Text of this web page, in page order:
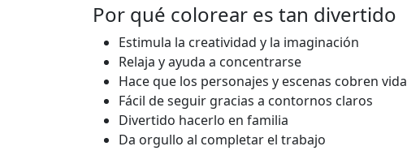
Por qué colorear es tan divertido
Estimula la creatividad y la imaginación
Relaja y ayuda a concentrarse
Hace que los personajes y escenas cobren vida
Fácil de seguir gracias a contornos claros
Divertido hacerlo en familia
Da orgullo al completar el trabajo